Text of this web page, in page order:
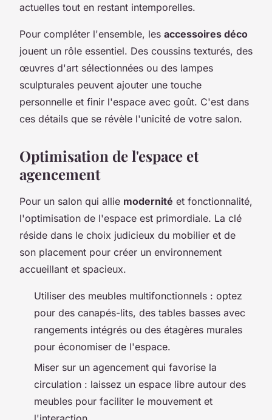
actuelles tout en restant intemporelles.
Pour compléter l'ensemble, les accessoires déco
jouent un rôle essentiel. Des coussins texturés, des
œuvres d'art sélectionnées ou des lampes
sculpturales peuvent ajouter une touche
personnelle et finir l'espace avec goût. C'est dans
ces détails que se révèle l'unicité de votre salon.
Optimisation de l'espace et
agencement
Pour un salon qui allie modernité et fonctionnalité,
l'optimisation de l'espace est primordiale. La clé
réside dans le choix judicieux du mobilier et de
son placement pour créer un environnement
accueillant et spacieux.
Utiliser des meubles multifonctionnels : optez
pour des canapés-lits, des tables basses avec
rangements intégrés ou des étagères murales
pour économiser de l'espace.
Miser sur un agencement qui favorise la
circulation : laissez un espace libre autour des
meubles pour faciliter le mouvement et